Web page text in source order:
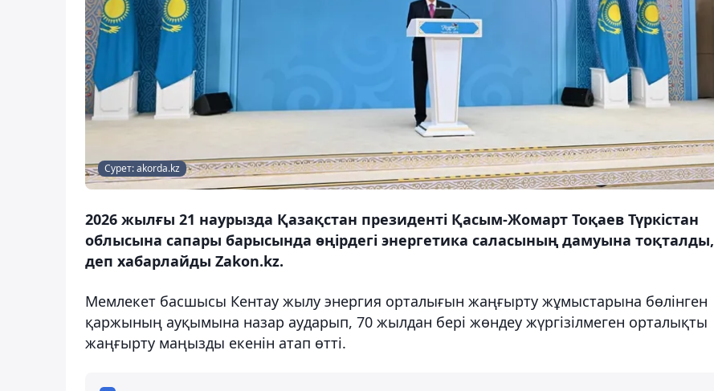
Сурет: akorda.kz
2026 жылғы 21 наурызда Қазақстан президенті Қасым-Жомарт Тоқаев Түркістан
облысына сапары барысында өңірдегі энергетика саласының дамуына тоқталды,
деп хабарлайды Zakon.kz.
Мемлекет басшысы Кентау жылу энергия орталығын жаңғырту жұмыстарына бөлінген
қаржының ауқымына назар аударып, 70 жылдан бері жөндеу жүргізілмеген орталықты
жаңғырту маңызды екенін атап өтті.